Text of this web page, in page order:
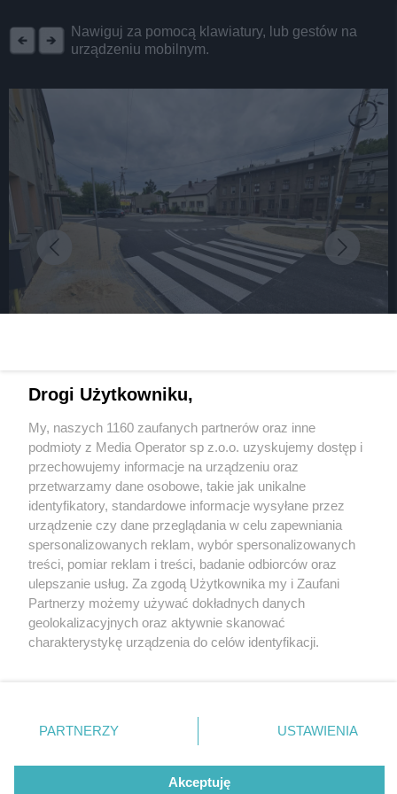
Nawiguj za pomocą klawiatury, lub gestów na
urządzeniu mobilnym.
Nowe rondo powstało w Czeladzi. Teraz czas na
modernizację ulicy Bytomskiej? „Występujemy o
środki na remont”
1 / 6
Nowe rondo w Czeladzi
Wydawca mediów lokalnych
Nie zapomnij
zapoznać się z:
polityką prywatności
Twojemiasto
Piekary Śląskie
Chorzów
Tarnowskie Góry
Gliwice
Skontakuj sięz nami
Kontakt
Redakcja
Newsletter
Drogi Użytkowniku,
My, naszych 1160 zaufanych partnerów oraz inne
podmioty z Media Operator sp z.o.o. uzyskujemy dostęp i
przechowujemy informacje na urządzeniu oraz
przetwarzamy dane osobowe, takie jak unikalne
identyfikatory, standardowe informacje wysyłane przez
urządzenie czy dane przeglądania w celu zapewniania
spersonalizowanych reklam, wybór spersonalizowanych
treści, pomiar reklam i treści, badanie odbiorców oraz
ulepszanie usług. Za zgodą Użytkownika my i Zaufani
Partnerzy możemy używać dokładnych danych
geolokalizacyjnych oraz aktywnie skanować
charakterystykę urządzenia do celów identyfikacji.
zmienić/wycofać klikając przycisk ustawień prywatności
znajdujący się w lewym dolnym rogu strony
rodzaje przetwarzania danych nie wymagają zgody
użytkownika, ale masz prawo sprzeciwić się takiemu
PARTNERZY USTAWIENIA
Akceptuję